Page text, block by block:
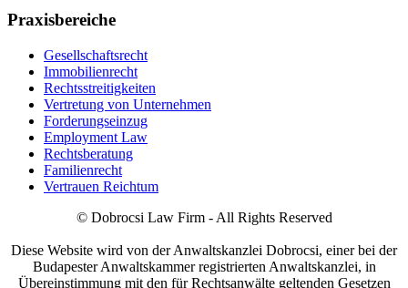
Praxisbereiche
Gesellschaftsrecht
Immobilienrecht
Rechtsstreitigkeiten
Vertretung von Unternehmen
Forderungseinzug
Employment Law
Rechtsberatung
Familienrecht
Vertrauen Reichtum
© Dobrocsi Law Firm - All Rights Reserved
Diese Website wird von der Anwaltskanzlei Dobrocsi, einer bei der
Budapester Anwaltskammer registrierten Anwaltskanzlei, in
Übereinstimmung mit den für Rechtsanwälte geltenden Gesetzen